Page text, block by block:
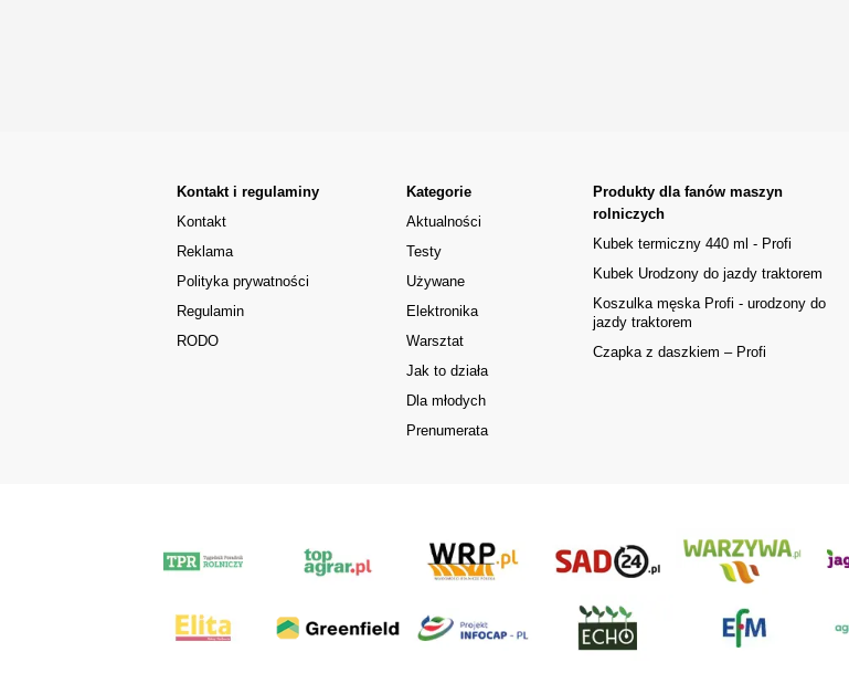
Kontakt i regulaminy
Kontakt
Reklama
Polityka prywatności
Regulamin
RODO
Kategorie
Aktualności
Testy
Używane
Elektronika
Warsztat
Jak to działa
Dla młodych
Prenumerata
Produkty dla fanów maszyn
rolniczych
Kubek termiczny 440 ml - Profi
Kubek Urodzony do jazdy traktorem
Koszulka męska Profi - urodzony do
jazdy traktorem
Czapka z daszkiem – Profi